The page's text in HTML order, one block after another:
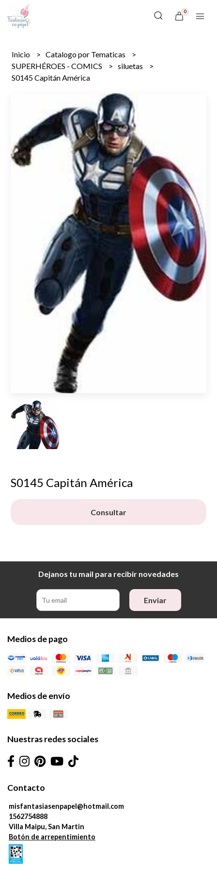
0
Inicio
Catalogo por Tematicas
SUPERHÉROES - COMICS
siluetas
S0145 Capitán América
S0145 Capitán América
Consultar
Dejanos tu mail para recibir novedades
Enviar
Medios de pago
Medios de envío
Nuestras redes sociales
Contacto
misfantasiasenpapel@hotmail.com
1562754888
Villa Maipu, San Martin
Botón de arrepentimiento